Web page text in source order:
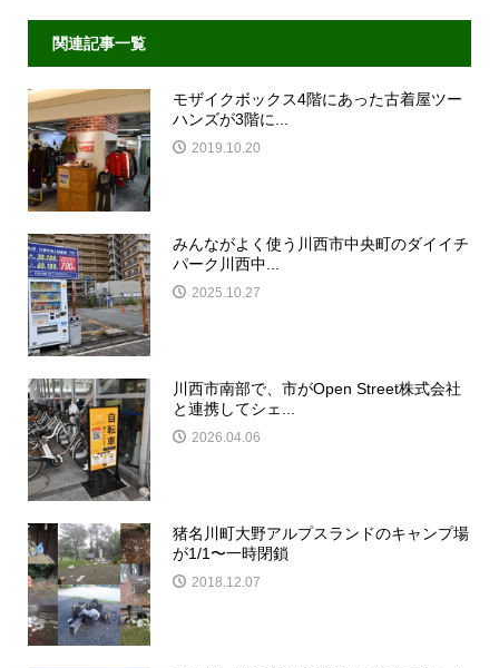
関連記事一覧
モザイクボックス4階にあった古着屋ツー
ハンズが3階に...
2019.10.20
みんながよく使う川西市中央町のダイイチ
パーク川西中...
2025.10.27
川西市南部で、市がOpen Street株式会社
と連携してシェ...
2026.04.06
猪名川町大野アルプスランドのキャンプ場
が1/1〜一時閉鎖
2018.12.07